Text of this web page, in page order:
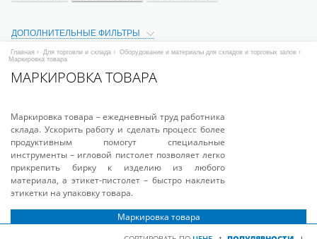
ДОПОЛНИТЕЛЬНЫЕ ФИЛЬТРЫ
Главная › Для торговли и склада › Оборудование и материалы для складов и торговых залов ›
Маркировка товара
МАРКИРОВКА ТОВАРА
Маркировка товара – ежедневный труд работника
склада. Ускорить работу и сделать процесс более
продуктивным помогут специальные
инструменты – игловой пистолет позволяет легко
прикрепить бирку к изделию из любого
материала, а этикет-пистолет – быстро наклеить
этикетки на упаковку товара.
Маркировка товара